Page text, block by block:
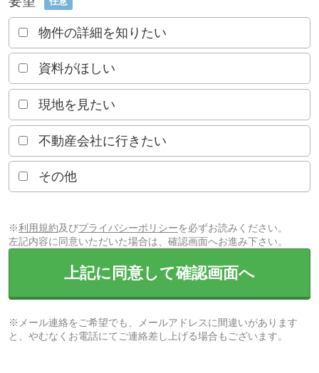
物件の詳細を知りたい
資料がほしい
現地を見たい
不動産会社に行きたい
その他
※利用規約及びプライバシーポリシーを必ずお読みください。
左記内容に同意いただいた場合は、確認画面へお進み下さい。
上記に同意して確認画面へ
※メール連絡をご希望でも、メールアドレスに間違いがあります
と、やむなくお電話にてご連絡差し上げる場合もございます。